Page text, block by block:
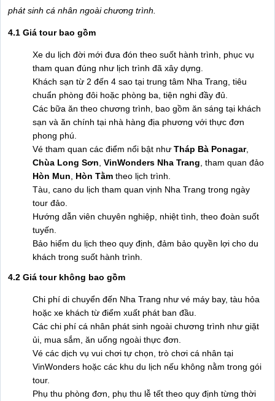
phát sinh cá nhân ngoài chương trình.
4.1 Giá tour bao gồm
Xe du lịch đời mới đưa đón theo suốt hành trình, phục vụ
tham quan đúng như lịch trình đã xây dựng.
Khách sạn từ 2 đến 4 sao tại trung tâm Nha Trang, tiêu
chuẩn phòng đôi hoặc phòng ba, tiện nghi đầy đủ.
Các bữa ăn theo chương trình, bao gồm ăn sáng tại khách
sạn và ăn chính tại nhà hàng địa phương với thực đơn
phong phú.
Vé tham quan các điểm nổi bật như Tháp Bà Ponagar,
Chùa Long Sơn VinWonders Nha Trang , tham quan đảo
Hòn Mun
Hòn Tằm theo lịch trình.
Tàu, cano du lịch tham quan vịnh Nha Trang trong ngày
tour đảo.
Hướng dẫn viên chuyên nghiệp, nhiệt tình, theo đoàn suốt
tuyến.
Bảo hiểm du lịch theo quy định, đảm bảo quyền lợi cho du
khách trong suốt hành trình.
4.2 Giá tour không bao gồm
Chi phí di chuyển đến Nha Trang như vé máy bay, tàu hỏa
hoặc xe khách từ điểm xuất phát ban đầu.
Các chi phí cá nhân phát sinh ngoài chương trình như giặt
ủi, mua sắm, ăn uống ngoài thực đơn.
Vé các dịch vụ vui chơi tự chọn, trò chơi cá nhân tại
VinWonders hoặc các khu du lịch nếu không nằm trong gói
tour.
Phụ thu phòng đơn, phụ thu lễ tết theo quy định từng thời